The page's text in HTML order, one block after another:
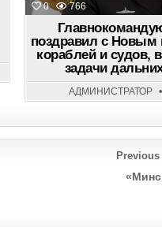
НОРВЕГИИ
ОЦЕНИЛИ
СОВЕТСКОЙ
ПОДЛОДКИ,
ЗАТОНУВШЕЙ
30
НАЗАД
МОРЕ
0 766
поздравил с Новым
кораблей и
задачи
АДМИНИСТРАТОР